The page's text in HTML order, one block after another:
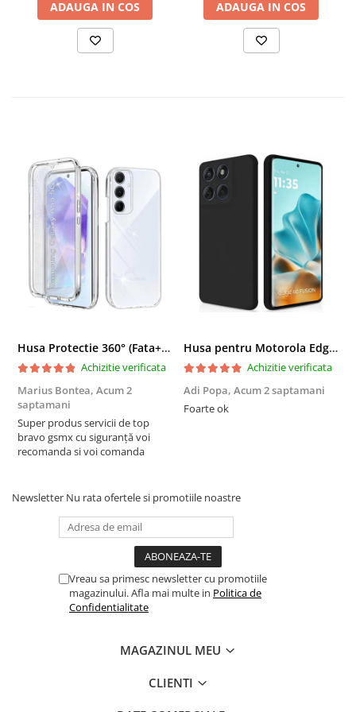
ADAUGA IN COS ADAUGA IN COS
Husa Protectie 360° (Fata+Spate) compatibila Samsung Galaxy A55 5G, Transparanta, Protectie Completa
Achizitie verificata
Marius Bontea, Acum 2
saptamani
Super produs servicii de top
bravo gsmx cu siguranță voi
recomanda si voi comanda
Husa pentru Motorola Edge 60 Fusion din sIlicon catifelat cu interior din microfibra si protectie la camere - Negru
Achizitie verificata
Adi Popa, Acum 2 saptamani
Foarte ok
Newsletter Nu rata ofertele si promotiile noastre
Vreau sa primesc newsletter cu promotiile
magazinului. Afla mai multe in Politica de
Confidentialitate
MAGAZINUL MEU
CLIENTI